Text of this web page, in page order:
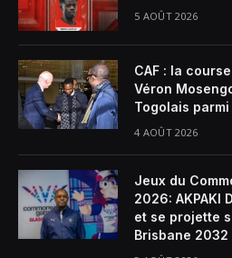
5 AOÛT 2026
CAF : la
Véron
Togolais
4 AOÛT 2026
Jeux du
2026: AKPAKI
et se projette
Brisbane 2032